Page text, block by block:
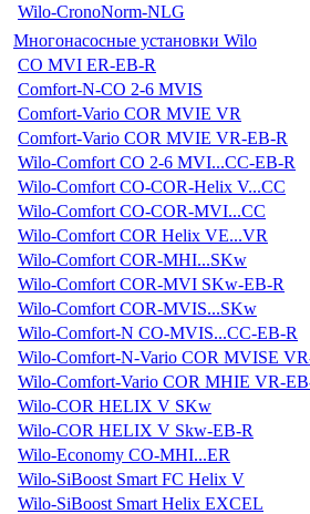
Wilo-CronoNorm-NLG
Многонасосные установки Wilo
CO MVI ER-EB-R
Comfort-N-CO 2-6 MVIS
Comfort-Vario COR MVIE VR
Comfort-Vario COR MVIE VR-EB-R
Wilo-Comfort CO 2-6 MVI...CC-EB-R
Wilo-Comfort CO-COR-Helix V...CC
Wilo-Comfort CO-COR-MVI...CC
Wilo-Comfort COR Helix VE...VR
Wilo-Comfort COR-MHI...SKw
Wilo-Comfort COR-MVI SKw-EB-R
Wilo-Comfort COR-MVIS...SKw
Wilo-Comfort-N CO-MVIS...CC-EB-R
Wilo-Comfort-N-Vario COR MVISE
Wilo-Comfort-Vario COR MHIE VR-
Wilo-COR HELIX V SKw
Wilo-COR HELIX V Skw-EB-R
Wilo-Economy CO-MHI...ER
Wilo-SiBoost Smart FC Helix V
Wilo-SiBoost Smart Helix EXCEL